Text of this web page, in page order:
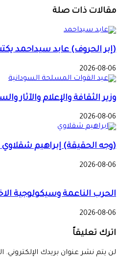
مقالات ذات صلة
(إبر الحروف) عابد سيداحمد
2026-08-06
وزير الثقافة والإعلام
2026-08-06
(وجه الحقيقة) إبراهيم
2026-08-06
الحرب الناعمة وسيكولوجية
2026-08-06
اترك تعليقاً
لن يتم نشر عنوان بريدك الإلكتروني.